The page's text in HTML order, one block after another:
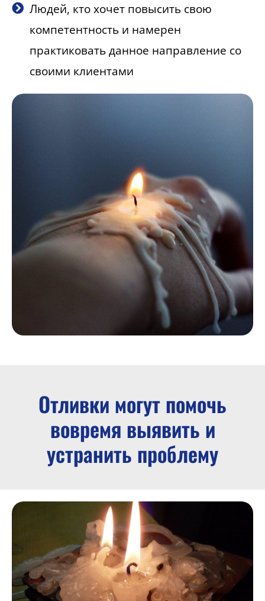
Людей, кто хочет повысить свою
компетентность и намерен
практиковать данное направление со
своими клиентами
Отливки могут помочь
вовремя выявить и
устранить проблему